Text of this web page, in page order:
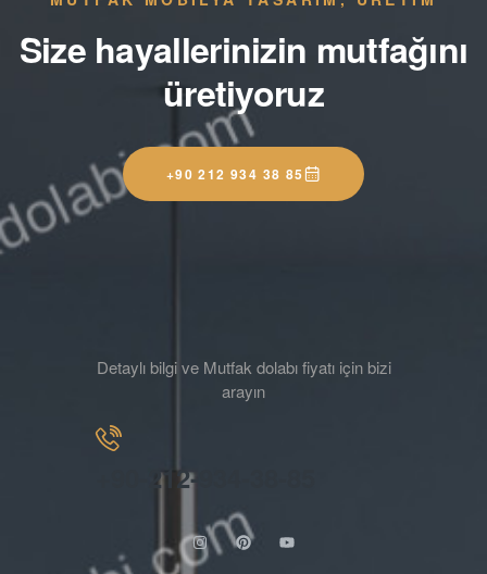
Size hayallerinizin mutfağını
üretiyoruz
+90 212 934 38 85
Detaylı bilgi ve Mutfak dolabı fiyatı için bizi
arayın
+90-212-934-38-85